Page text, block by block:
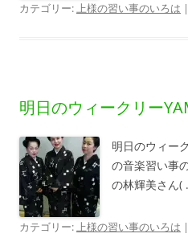
カテゴリー:上様の習い事のいろは
明日のウィークリー
明日のウィー
の音楽習い事
の林輝美さん(
カテゴリー:上様の習い事のいろは